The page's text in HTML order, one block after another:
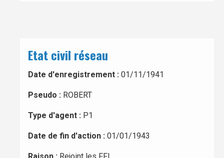
Etat civil réseau
Date d'enregistrement : 01/11/1941
Pseudo : ROBERT
Type d'agent : P1
Date de fin d'action : 01/01/1943